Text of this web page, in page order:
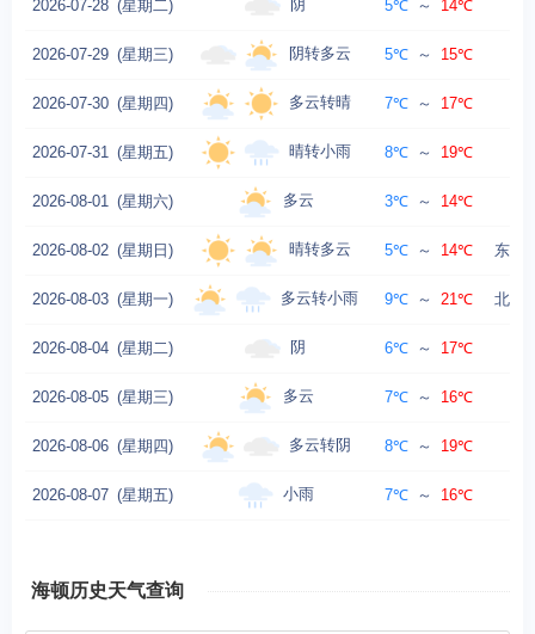
2026-07-28 (星期二) 阴 5℃ ～ 14℃
2026-07-29 (星期三) 阴转多云 5℃ ～ 15℃
2026-07-30 (星期四) 多云转晴 7℃ ～ 17℃
2026-07-31 (星期五) 晴转小雨 8℃ ～ 19℃
2026-08-01 (星期六) 多云 3℃ ～ 14℃
2026-08-02 (星期日) 晴转多云 5℃ ～ 14℃ 东风
2026-08-03 (星期一) 多云转小雨 9℃ ～ 21℃ 北风
2026-08-04 (星期二) 阴 6℃ ～ 17℃
2026-08-05 (星期三) 多云 7℃ ～ 16℃
2026-08-06 (星期四) 多云转阴 8℃ ～ 19℃
2026-08-07 (星期五) 小雨 7℃ ～ 16℃
海顿历史天气查询